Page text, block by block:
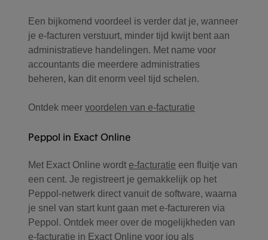
Een bijkomend voordeel is verder dat je, wanneer
je e-facturen verstuurt, minder tijd kwijt bent aan
administratieve handelingen. Met name voor
accountants die meerdere administraties
beheren, kan dit enorm veel tijd schelen.
Ontdek meer voordelen van e-facturatie
Peppol in Exact Online
Met Exact Online wordt e-facturatie een fluitje van
een cent. Je registreert je gemakkelijk op het
Peppol-netwerk direct vanuit de software, waarna
je snel van start kunt gaan met e-factureren via
Peppol. Ontdek meer over de mogelijkheden van
e-facturatie in Exact Online voor jou als